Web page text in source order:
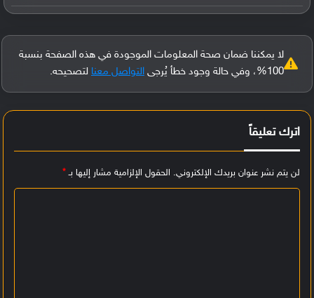
لا يمكننا ضمان صحة المعلومات الموجودة في هذه الصفحة بنسبة
100%، وفي حالة وجود خطأ يُرجى
التواصل معنا لتصحيحه.
اترك تعليقاً
لن يتم نشر عنوان بريدك الإلكتروني. الحقول الإلزامية مشار إليها بـ*